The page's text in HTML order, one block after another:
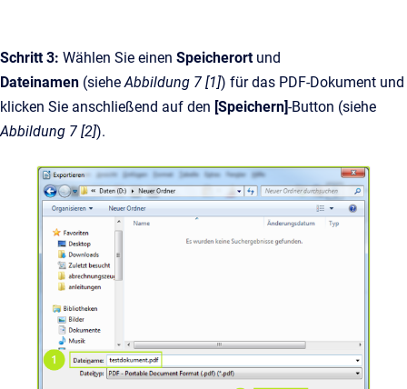
Schritt 3: Wählen Sie einen Speicherort und
Dateinamen (sieheAbbildung 7 [1]) für das PDF-Dokument und
klicken Sie anschließend auf den [Speichern]-Button (siehe
Abbildung 7 [2]).